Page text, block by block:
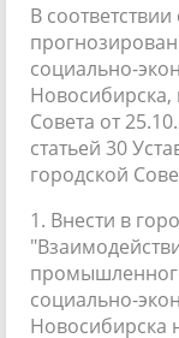
В
социально-
Совета от
статьей 30
городской
1. Внести в
социально-
Новосибирска